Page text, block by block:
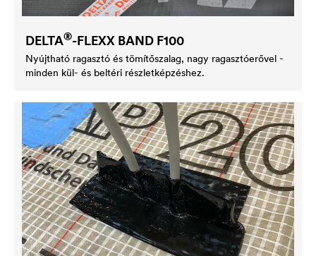
DELTA®-FLEXX BAND F100
Nyújtható ragasztó és tömítőszalag, nagy ragasztóerővel -
minden kül- és beltéri részletképzéshez.